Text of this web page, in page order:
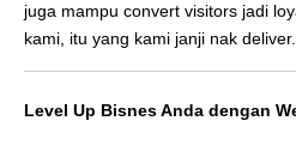
juga mampu convert visitors jadi
kami, itu yang kami janji nak deliver.
Level Up Bisnes Anda dengan